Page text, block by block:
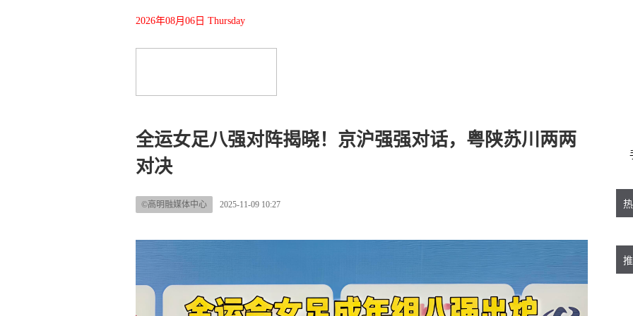
2026年08月06日 Thursday
全运女足八强对阵揭晓！京沪强强对话，粤陕苏川两两
对决
©高明融媒体中心 2025-11-09 10:27